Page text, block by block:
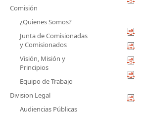
Comisión
¿Quienes Somos?
Junta de Comisionadas
y Comisionados
Visión, Misión y
Principios
Equipo de Trabajo
Division Legal
Audiencias Públicas